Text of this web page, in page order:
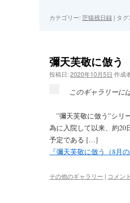
カテゴリー:茫猿残日録 | タグ:
彌天芙敬に倣う
投稿日:2020年10月5日 作成
このギャラリーに
”彌天芙敬に倣う”シリ
為に入院して以来、約20
予定である […]
『彌天芙敬に倣う（8月
その他のギャラリー | コメン